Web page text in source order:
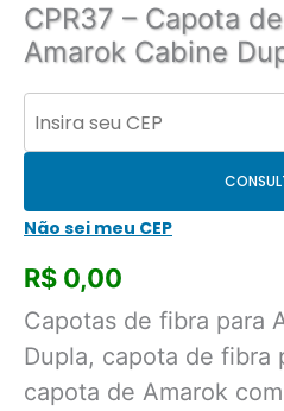
CPR37 – Capota
Amarok Cabine
Não sei meu CEP
R$ 0,00
Capotas de fibra para
Dupla, capota de fibra
capota de Amarok